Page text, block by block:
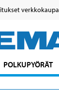
POLKUPYÖRÄT